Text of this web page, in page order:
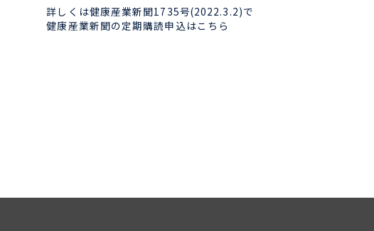
詳しくは健康産業新聞1735号(2022.3.2)で
健康産業新聞の定期購読申込はこちら